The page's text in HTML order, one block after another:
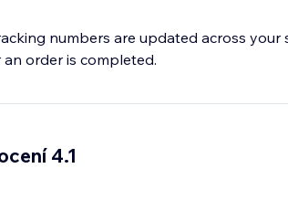
numbers are updated across
order is completed.
4.1